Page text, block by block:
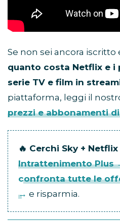
Se non sei ancora
quanto costa Netflix e i
serie TV e film in
piattaforma, leggi il
prezzi e abbonamenti
🔥 Cerchi Sky +
Intrattenimento Plus
confronta tutte le
→ e risparmia.